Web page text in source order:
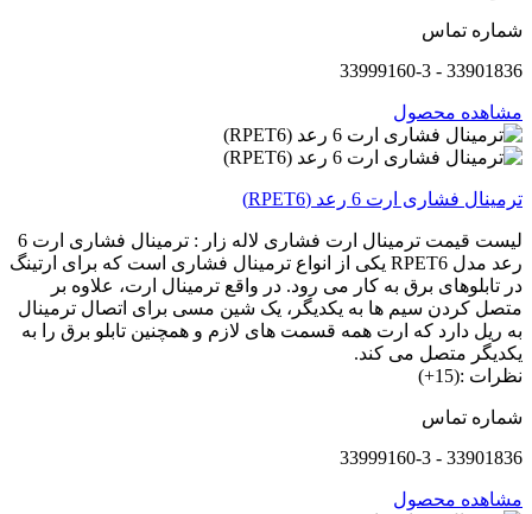
شماره تماس
33901836 - 33999160-3
مشاهده محصول
ترمینال فشاری ارت 6 رعد (RPET6)
لیست قیمت ترمینال ارت فشاری لاله زار : ترمینال فشاری ارت 6
رعد مدل RPET6 یکی از انواع ترمینال فشاری است که برای ارتینگ
در تابلوهای برق به کار می رود. در واقع ترمینال ارت، علاوه بر
متصل کردن سیم ها به یکدیگر، یک شین مسی برای اتصال ترمینال
به ریل دارد که ارت همه قسمت های لازم و همچنین تابلو برق را به
یکدیگر متصل می کند.
نظرات :(15+)
شماره تماس
33901836 - 33999160-3
مشاهده محصول